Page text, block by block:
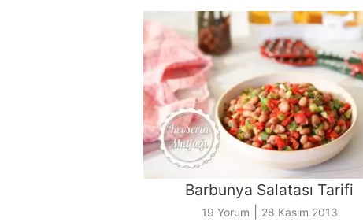
Barbunya Salatası Tarifi
19 Yorum 28 Kasım 2013